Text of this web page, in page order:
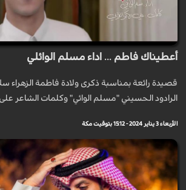
أعطيناك فاطم ... اداء مسلم الوائلي
قصيدة رائعة بمناسبة ذكرى ولادة فاطمة الزهراء
الرادود الحسيني "مسلم الوائي" وكلمات الشاعر على
الأربعاء 3 يناير 2024 - 15:12 بتوقيت مكة